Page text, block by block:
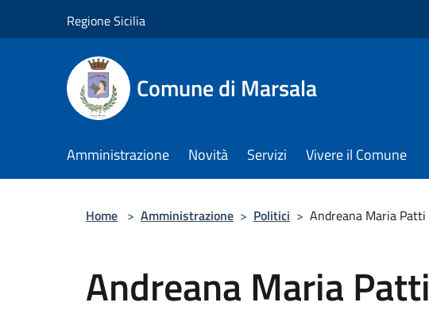
Regione Sicilia
Comune di Marsala
Amministrazione Novità Servizi Vivere il Comune
Home > Amministrazione > Politici > Andreana Maria Patti
Andreana Maria Patti